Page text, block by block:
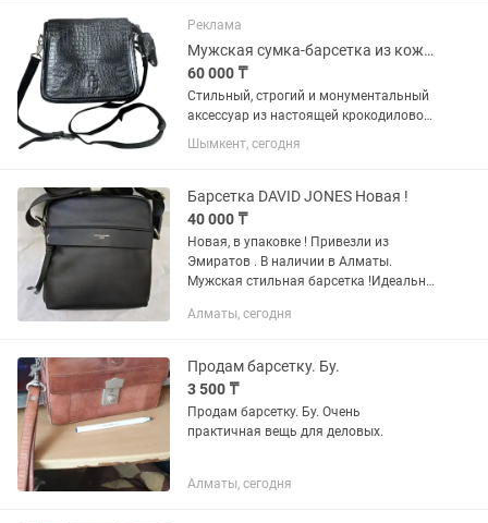
Реклама
Мужская сумка-барсетка из кожи крокодила (оригинал)
60 000 ₸
Стильный, строгий и монументальный
аксессуар из настоящей крокодиловой
кожи. Каждое такое изделие
уникально, так как природный узор
Состояние: Превосходное....
Шымкент, сегодня
Барсетка DAVID JONES Новая !
40 000 ₸
Новая, в упаковке ! Привезли из
Эмиратов . В наличии в Алматы.
Мужская стильная барсетка !Идеальны
человеку ! Бренд - David Jones Черный
Алматы, сегодня
Продам барсетку. Бу.
3 500 ₸
Продам барсетку. Бу. Очень
практичная вещь для деловых.
Алматы, сегодня